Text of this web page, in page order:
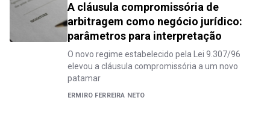
A cláusula compromissória de
arbitragem como negócio jurídico:
parâmetros para interpretação
O novo regime estabelecido pela Lei 9.307/96
elevou a cláusula compromissória a um novo
patamar
ERMIRO FERREIRA NETO